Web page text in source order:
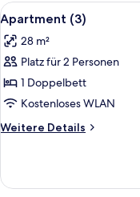
Alle
Fotos
für
Apartment
(3)
anzeigen
3
Apartment (3)
28 m²
Platz für 2 Personen
1 Doppelbett
Kostenloses WLAN
Weitere Details
Weitere
(3)